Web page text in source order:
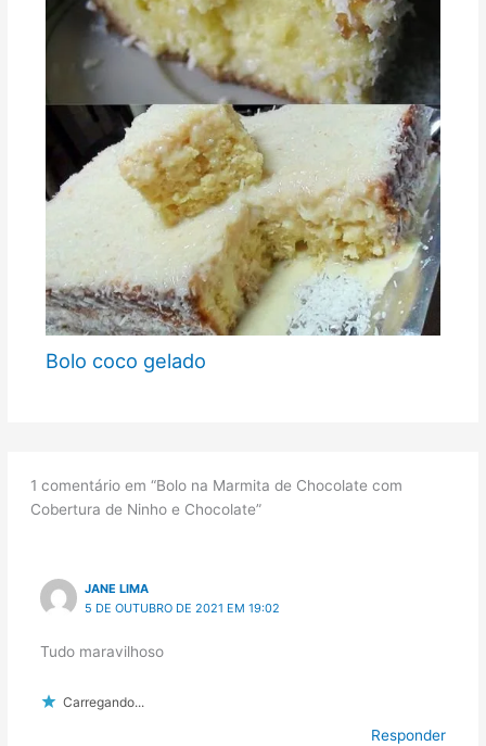
Bolo coco gelado
1 comentário em “Bolo na Marmita de Chocolate com
Cobertura de Ninho e Chocolate”
JANE LIMA
5 DE OUTUBRO DE 2021 EM 19:02
Tudo maravilhoso
Carregando...
Responder